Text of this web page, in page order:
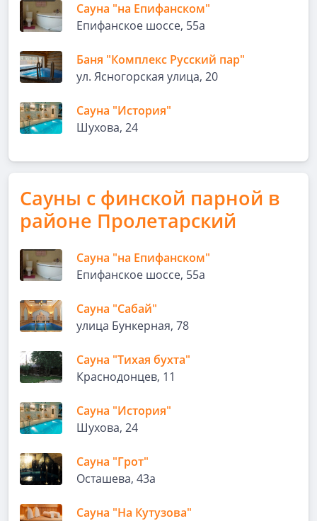
Сауна "на Епифанском"
Епифанское шоссе, 55а
Баня "Комплекс Русский пар"
ул. Ясногорская улица, 20
Сауна "История"
Шухова, 24
Сауны с финской парной в
районе Пролетарский
Сауна "на Епифанском"
Епифанское шоссе, 55а
Сауна "Сабай"
улица Бункерная, 78
Сауна "Тихая бухта"
Краснодонцев, 11
Сауна "История"
Шухова, 24
Сауна "Грот"
Осташева, 43а
Сауна "На Кутузова"